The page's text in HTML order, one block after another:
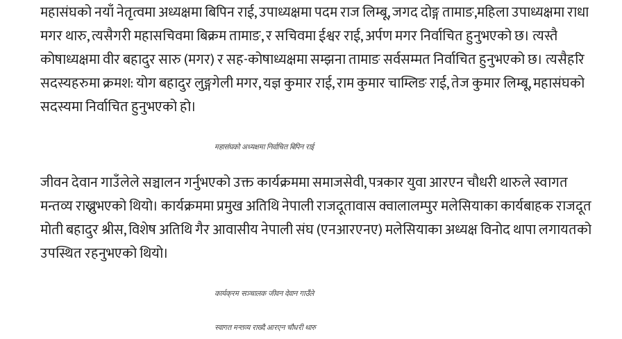
महासंघको नयाँ नेतृत्वमा अध्यक्षमा बिपिन राई, उपाध्यक्षमा पदम राज लिम्बू, जगद दोङ्ग तामाङ,महिला उपाध्यक्षमा राधा
मगर थारु, त्यसैगरी महासचिवमा बिक्रम तामाङ, र सचिवमा ईश्वर राई, अर्पण मगर निर्वाचित हुनुभएको छ। त्यस्तै
कोषाध्यक्षमा वीर बहादुर सारु (मगर) र सह-कोषाध्यक्षमा सम्झना तामाङ सर्वसम्मत निर्वाचित हुनुभएको छ। त्यसैहरि
सदस्यहरुमा क्रमश: योग बहादुर लुङ्गगेली मगर, यज्ञ कुमार राई, राम कुमार चाम्लिङ राई, तेज कुमार लिम्बू, महासंघको
सदस्यमा निर्वाचित हुनुभएको हो।
महासंघको अध्यक्षमा निर्वाचित बिपिन राई
जीवन देवान गाउँलेले सञ्चालन गर्नुभएको उक्त कार्यक्रममा समाजसेवी, पत्रकार युवा आरएन चौधरी थारुले स्वागत
मन्तव्य राख्नुभएको थियो। कार्यक्रममा प्रमुख अतिथि नेपाली राजदूतावास क्वालालम्पुर मलेसियाका कार्यबाहक राजदूत
मोती बहादुर श्रीस, विशेष अतिथि गैर आवासीय नेपाली संघ (एनआरएनए) मलेसियाका अध्यक्ष विनोद थापा लगायतको
उपस्थित रहनुभएको थियो।
कार्यक्रम सञ्चालक जीवन देवान गाउँले
स्वागत मन्तव्य राख्दै आरएन चौधरी थारु